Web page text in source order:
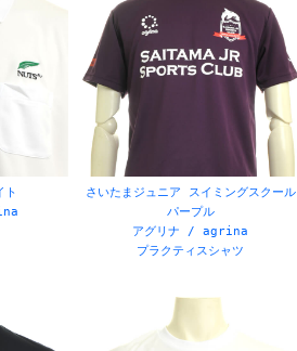
ト
さいたまジュニア スイミングスクール
パープル
アグリナ / agrina
プラクティスシャツ